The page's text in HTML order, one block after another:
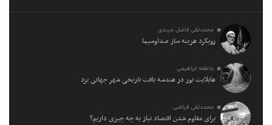
محمدتقی فاضل میبدی
رویکرد هزینه ساز صداوسیما
عاطفه ابراهیمی
هایلایت نور در هندسه بافت تاریخی شهر جهانی یزد
محمدتقی فیاضی
برای مقاوم شدن اقتصاد نیاز به چه چیزی داریم؟